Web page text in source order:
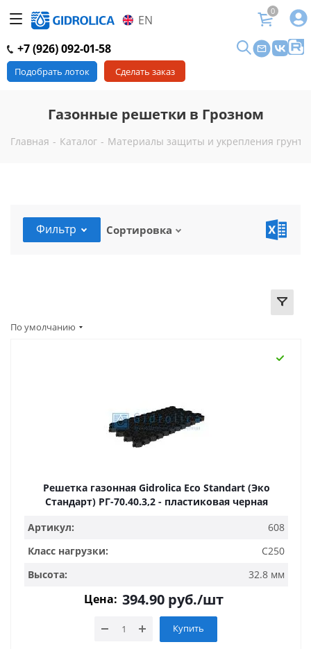
EN
0
+7 (926) 092-01-58
Подобрать лоток Сделать заказ
Газонные решетки в Грозном
Главная - Каталог - Материалы защиты и укрепления грунта
Фильтр Сортировка
По умолчанию
Решетка газонная Gidrolica Eco Standart (Эко
Стандарт) РГ-70.40.3,2 - пластиковая черная
Артикул:
608
Класс нагрузки:
C250
Высота:
32.8 мм
Цена: 394.90 руб./шт
Купить